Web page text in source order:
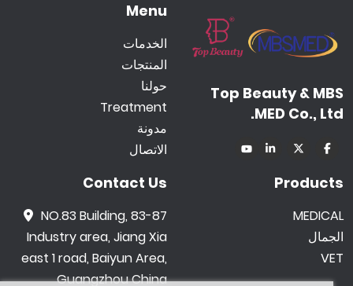
Top Beauty & MBS
MED Co., Ltd.
Menu
الخدمات
المنتجات
حولنا
Treatment
مدونة
الاتصال
Products
MEDICAL
الجمال
VET
Contact Us
NO.83 Building, 83-87
Industry area, Jiang Xia
east 1 road, Baiyun Area,
Guangzhou China